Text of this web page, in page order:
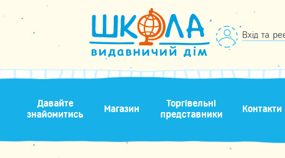
Вхід та
Давайте
знайомитись
Магазин
Торгівельні
представники
Контакти